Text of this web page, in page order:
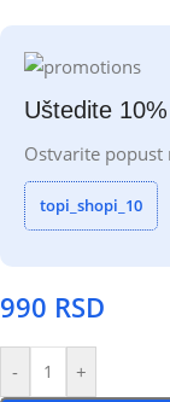
Uštedite
Ostvarite popust
topi_shopi_10
990 RSD
- +